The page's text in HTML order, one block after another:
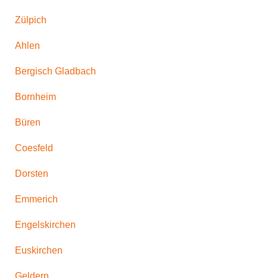
Zülpich
Ahlen
Bergisch Gladbach
Bornheim
Büren
Coesfeld
Dorsten
Emmerich
Engelskirchen
Euskirchen
Geldern